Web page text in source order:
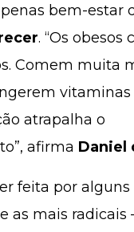
bem-estar
. “Os obesos
Comem muita
vitaminas
atrapalha o
afirma Daniel
feita por alguns
as mais radicais